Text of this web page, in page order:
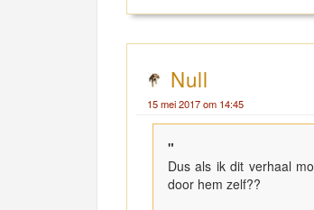
Null
15 mei 2017 om 14:45
"
Dus als ik dit verhaal
door hem zelf??